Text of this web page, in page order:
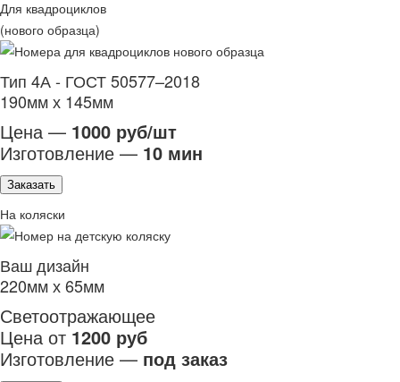
Для квадроциклов
(нового образца)
Тип 4А - ГОСТ 50577–2018
190мм х 145мм
Цена — 1000 руб/шт
Изготовление — 10 мин
Заказать
На коляски
Ваш дизайн
220мм х 65мм
Светоотражающее
Цена от 1200 руб
Изготовление — под заказ